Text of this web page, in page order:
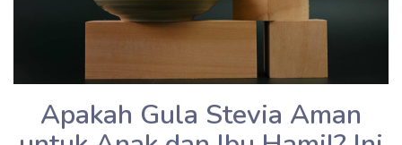
Apakah Gula Stevia Aman